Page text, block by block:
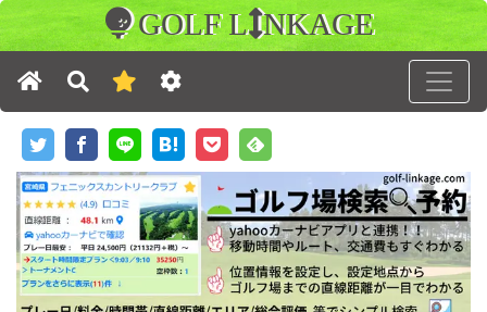
GOLF L NKAGE